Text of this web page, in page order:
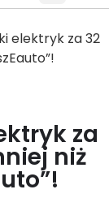
elektryk za 32
za
niż